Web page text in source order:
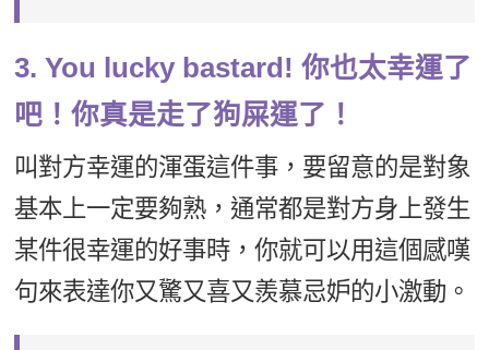
3. You lucky bastard! 你也太幸運了
吧！你真是走了狗屎運了！
叫對方幸運的渾蛋這件事，要留意的是對象
基本上一定要夠熟，通常都是對方身上發生
某件很幸運的好事時，你就可以用這個感嘆
句來表達你又驚又喜又羨慕忌妒的小激動。